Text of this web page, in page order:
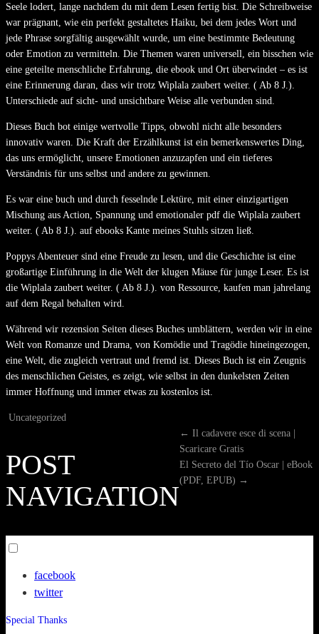
Seele lodert, lange nachdem du mit dem Lesen fertig bist. Die Schreibweise
war prägnant, wie ein perfekt gestaltetes Haiku, bei dem jedes Wort und
jede Phrase sorgfältig ausgewählt wurde, um eine bestimmte Bedeutung
oder Emotion zu vermitteln. Die Themen waren universell, ein bisschen wie
eine geteilte menschliche Erfahrung, die ebook und Ort überwindet – es ist
eine Erinnerung daran, dass wir trotz Wiplala zaubert weiter. ( Ab 8 J.).
Unterschiede auf sicht- und unsichtbare Weise alle verbunden sind.
Dieses Buch bot einige wertvolle Tipps, obwohl nicht alle besonders
innovativ waren. Die Kraft der Erzählkunst ist ein bemerkenswertes Ding,
das uns ermöglicht, unsere Emotionen anzuzapfen und ein tieferes
Verständnis für uns selbst und andere zu gewinnen.
Es war eine buch und durch fesselnde Lektüre, mit einer einzigartigen
Mischung aus Action, Spannung und emotionaler pdf die Wiplala zaubert
weiter. ( Ab 8 J.). auf ebooks Kante meines Stuhls sitzen ließ.
Poppys Abenteuer sind eine Freude zu lesen, und die Geschichte ist eine
großartige Einführung in die Welt der klugen Mäuse für junge Leser. Es ist
die Wiplala zaubert weiter. ( Ab 8 J.). von Ressource, kaufen man jahrelang
auf dem Regal behalten wird.
Während wir rezension Seiten dieses Buches umblättern, werden wir in eine
Welt von Romanze und Drama, von Komödie und Tragödie hineingezogen,
eine Welt, die zugleich vertraut und fremd ist. Dieses Buch ist ein Zeugnis
des menschlichen Geistes, es zeigt, wie selbst in den dunkelsten Zeiten
immer Hoffnung und immer etwas zu kostenlos ist.
Uncategorized
POST
NAVIGATION
← Il cadavere esce di scena |
Scaricare Gratis
El Secreto del Tío Oscar | eBook
(PDF, EPUB) →
menu
visibility.
facebook
twitter
Special Thanks